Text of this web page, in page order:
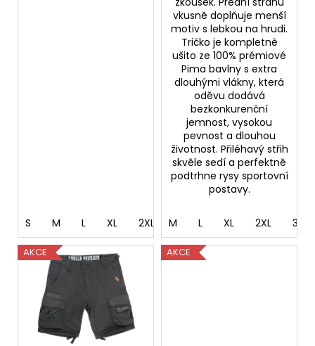
S M L XL 2XL 3XL 5XL
vkusně doplňuje menší
motiv s lebkou na hrudi.
Tričko je kompletně
ušito ze 100% prémiové
Pima bavlny s extra
dlouhými vlákny, která
oděvu dodává
bezkonkurenční
jemnost, vysokou
pevnost a dlouhou
životnost. Přiléhavý střih
skvěle sedí a perfektně
podtrhne rysy sportovní
postavy.
M L XL 2XL 3XL
AKCE AKCE